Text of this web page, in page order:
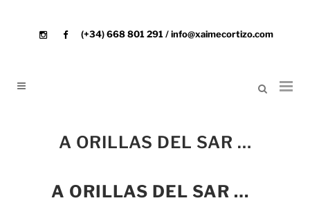
(+34) 668 801 291 / info@xaimecortizo.com
A ORILLAS DEL SAR …
A ORILLAS DEL SAR …